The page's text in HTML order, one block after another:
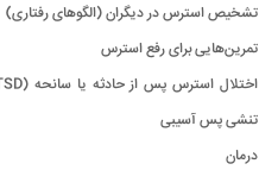
تشخيص استرس در ديگران (الگوهای رفتاری)
تمرين‌هایی برای رفع استرس
تنشى پس آسیبى
درمان